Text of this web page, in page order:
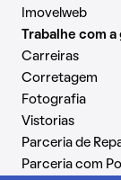
Imovelweb
Trabalhe com
Carreiras
Corretagem
Fotografia
Vistorias
Parceria de
Parceria com